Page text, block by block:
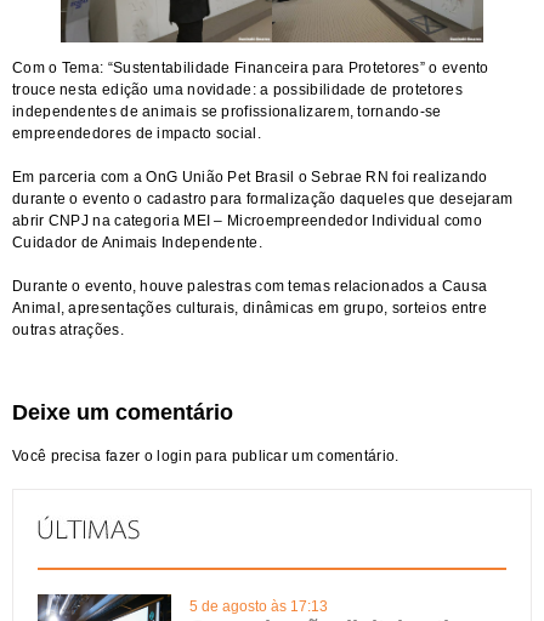
Com o Tema: “Sustentabilidade Financeira para Protetores” o evento
trouce nesta edição uma novidade: a possibilidade de protetores
independentes de animais se profissionalizarem, tornando-se
empreendedores de impacto social.
Em parceria com a OnG União Pet Brasil o Sebrae RN foi realizando
durante o evento o cadastro para formalização daqueles que desejaram
abrir CNPJ na categoria MEI – Microempreendedor Individual como
Cuidador de Animais Independente.
Durante o evento, houve palestras com temas relacionados a Causa
Animal, apresentações culturais, dinâmicas em grupo, sorteios entre
outras atrações.
Deixe um comentário
Você precisa fazer o login para publicar um comentário.
5 de agosto às 17:13